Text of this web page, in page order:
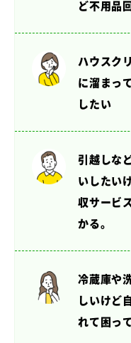
ど不用品
ハウスク
に溜まっ
したい
引越しな
いしたい
収サービ
かる。
冷蔵庫や
しいけど
れて困っ